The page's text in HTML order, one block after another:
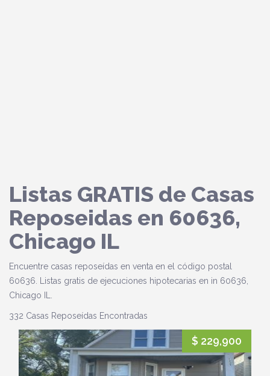
Listas GRATIS de Casas
Reposeidas en 60636,
Chicago IL
Encuentre casas reposeídas en venta en el código postal
60636. Listas gratis de ejecuciones hipotecarias en in 60636,
Chicago IL.
332 Casas Reposeídas Encontradas
$ 229,900